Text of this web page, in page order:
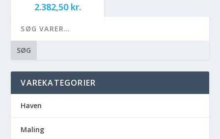
2.382,50 kr.
SØG
VAREKATEGORIER
Haven
Maling